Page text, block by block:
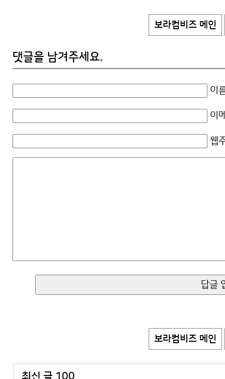
보라컴비즈 메인
댓글을 남겨주세요.
이
이
웹
보라컴비즈 메인
최신 글 100